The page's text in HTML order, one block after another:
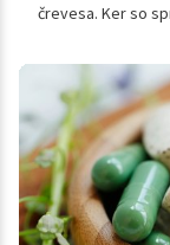
črevesa. Ker so
ustrezno